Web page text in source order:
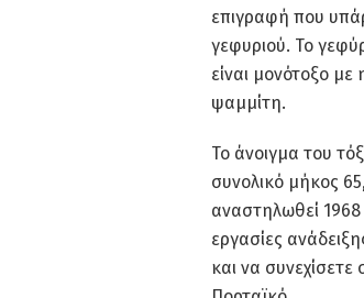
επιγραφή που
γεφυριού. Το
είναι μονότοξο
ψαμμίτη.
Το άνοιγμα του
συνολικό μήκος
αναστηλωθεί 1968
εργασίες
και να